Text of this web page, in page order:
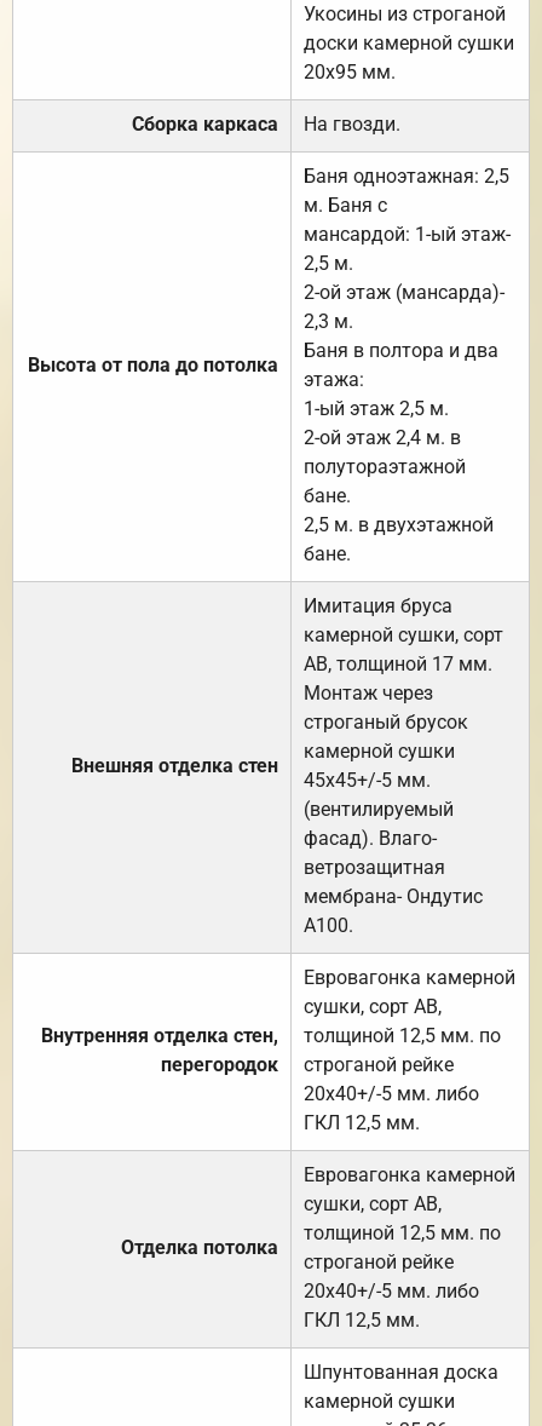
Укосины из строганой
доски камерной сушки
20х95 мм.
Сборка каркаса На гвозди.
Высота от пола до потолка
Баня одноэтажная: 2,5
м. Баня с
мансардой: 1-ый этаж-
2,5 м.
2-ой этаж (мансарда)-
2,3 м.
Баня в полтора и два
этажа:
1-ый этаж 2,5 м.
2-ой этаж 2,4 м. в
полутораэтажной
бане.
2,5 м. в двухэтажной
бане.
Внешняя отделка стен
Имитация бруса
камерной сушки, сорт
АВ, толщиной 17 мм.
Монтаж через
строганый брусок
камерной сушки
45х45+/-5 мм.
(вентилируемый
фасад). Влаго-
ветрозащитная
мембрана- Ондутис
А100.
Внутренняя отделка стен,
перегородок
Евровагонка камерной
сушки, сорт АВ,
толщиной 12,5 мм. по
строганой рейке
20х40+/-5 мм. либо
ГКЛ 12,5 мм.
Отделка потолка
Евровагонка камерной
сушки, сорт АВ,
толщиной 12,5 мм. по
строганой рейке
20х40+/-5 мм. либо
ГКЛ 12,5 мм.
Шпунтованная доска
камерной сушки